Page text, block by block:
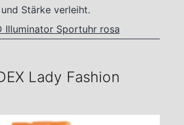
Stärke verleiht.
Illuminator Sportuhr rosa
Lady Fashion